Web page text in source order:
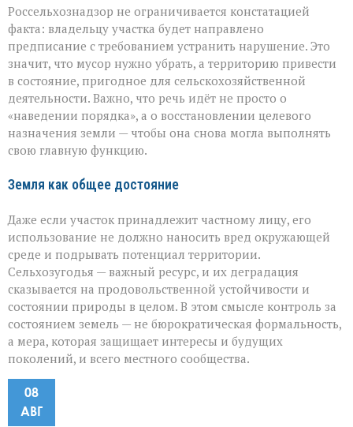
Россельхознадзор не ограничивается констатацией
факта: владельцу участка будет направлено
предписание с требованием устранить нарушение. Это
значит, что мусор нужно убрать, а территорию привести
в состояние, пригодное для сельскохозяйственной
деятельности. Важно, что речь идёт не просто о
«наведении порядка», а о восстановлении целевого
назначения земли — чтобы она снова могла выполнять
свою главную функцию.
Земля как общее достояние
Даже если участок принадлежит частному лицу, его
использование не должно наносить вред окружающей
среде и подрывать потенциал территории.
Сельхозугодья — важный ресурс, и их деградация
сказывается на продовольственной устойчивости и
состоянии природы в целом. В этом смысле контроль за
состоянием земель — не бюрократическая формальность,
а мера, которая защищает интересы и будущих
поколений, и всего местного сообщества.
08
АВГ